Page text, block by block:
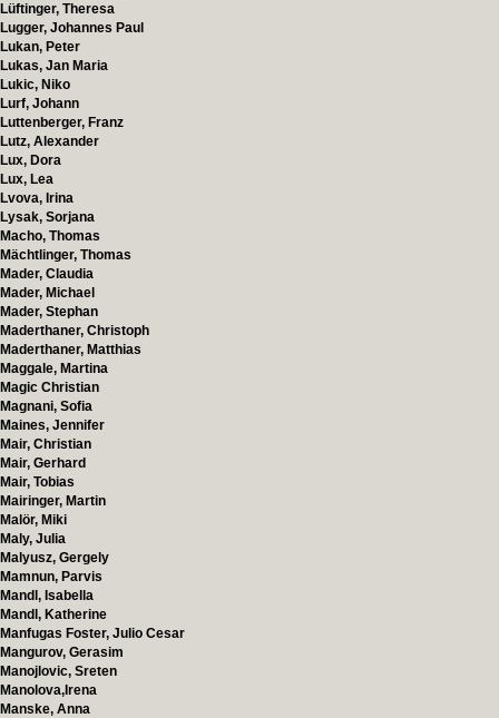
Lüftinger, Theresa
Lugger, Johannes Paul
Lukan, Peter
Lukas, Jan Maria
Lukic, Niko
Lurf, Johann
Luttenberger, Franz
Lutz, Alexander
Lux, Dora
Lux, Lea
Lvova, Irina
Lysak, Sorjana
Macho, Thomas
Mächtlinger, Thomas
Mader, Claudia
Mader, Michael
Mader, Stephan
Maderthaner, Christoph
Maderthaner, Matthias
Maggale, Martina
Magic Christian
Magnani, Sofia
Maines, Jennifer
Mair, Christian
Mair, Gerhard
Mair, Tobias
Mairinger, Martin
Malör, Miki
Maly, Julia
Malyusz, Gergely
Mamnun, Parvis
Mandl, Isabella
Mandl, Katherine
Manfugas Foster, Julio Cesar
Mangurov, Gerasim
Manojlovic, Sreten
Manolova,Irena
Manske, Anna